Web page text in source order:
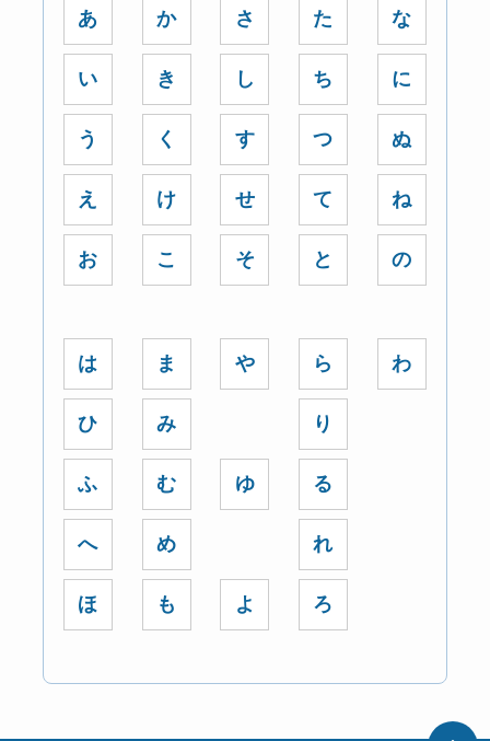
あ
い
う
え
お
か
き
く
け
こ
さ
し
す
せ
そ
た
ち
つ
て
と
な
に
ぬ
ね
の
は
ひ
ふ
へ
ほ
ま
み
む
め
も
や
ゆ
よ
ら
り
る
れ
ろ
わ